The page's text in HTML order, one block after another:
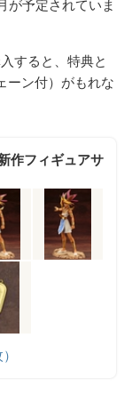
が予定されていま
すると、特典と
ーン付）がもれな
作フィギュアサ